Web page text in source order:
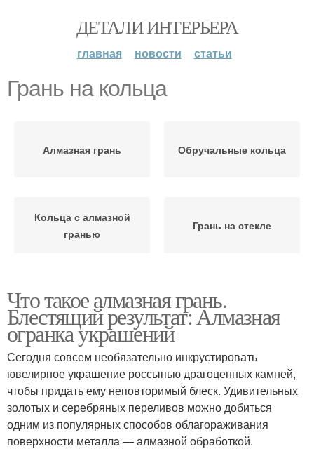
ДЕТАЛИ ИНТЕРЬЕРА
главная новости статьи
Грань на кольца
Алмазная грань Обручальные кольца
Кольца с алмазной
гранью
Грань на стекле
Что такое алмазная грань.
Блестящий результат: Алмазная
огранка украшений
Сегодня совсем необязательно инкрустировать
ювелирное украшение россыпью драгоценных камней,
чтобы придать ему неповторимый блеск. Удивительных
золотых и серебряных переливов можно добиться
одним из популярных способов облагораживания
поверхности металла — алмазной обработкой.